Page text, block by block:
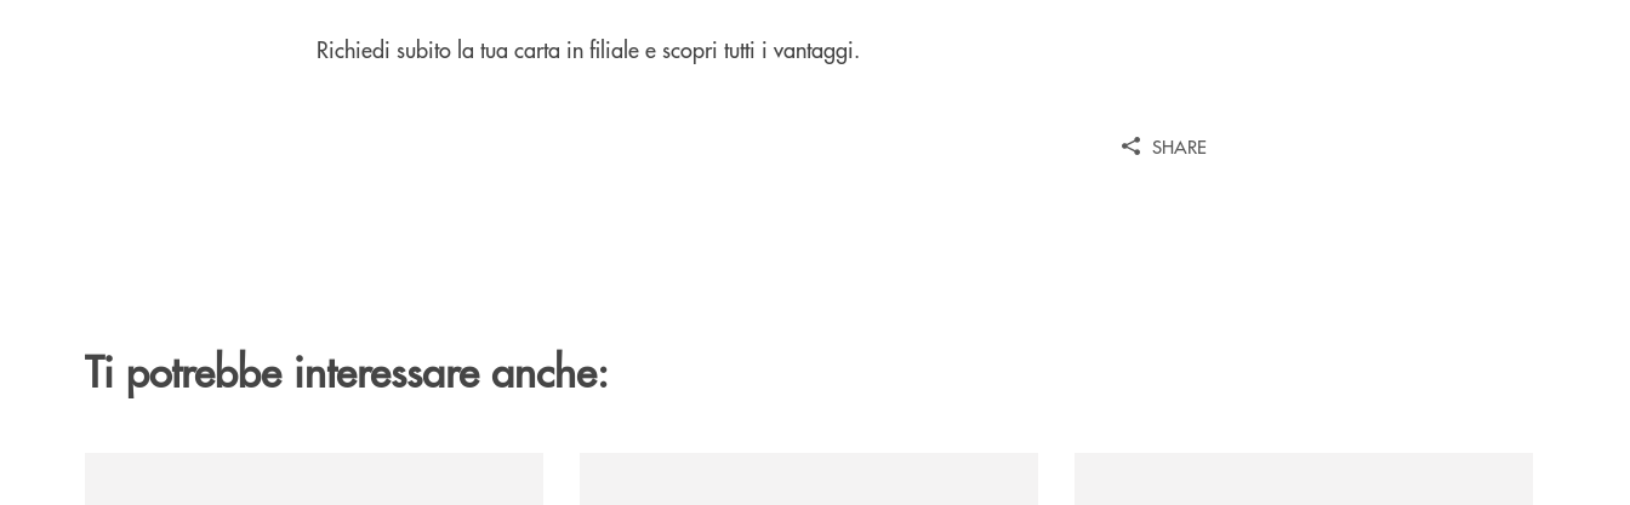
Richiedi subito la tua carta in filiale e scopri tutti i vantaggi.
SHARE
Ti potrebbe interessare anche: